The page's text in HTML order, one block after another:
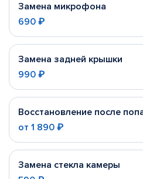
Замена микрофона
690 ₽
Замена задней крышки
990 ₽
Восстановление после
от 1 890 ₽
Замена стекла камеры